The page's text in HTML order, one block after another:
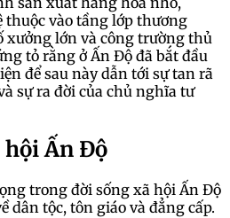
vào tầng lớp thương
xưởng lớn và công trường thủ
tỏ rằng ở Ấn Độ đã bắt đầu
để sau này dẫn tới sự tan rã
sự ra đời của chủ nghĩa tư
Ấn Độ
trong đời sống xã hội Ấn Độ
dân tộc, tôn giáo và đẳng cấp.